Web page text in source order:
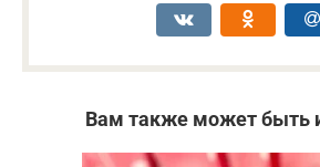
Вам также может быть